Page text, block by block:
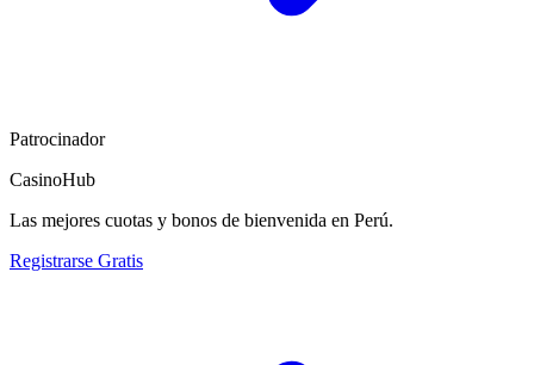
Patrocinador
CasinoHub
Las mejores cuotas y bonos de bienvenida en Perú.
Registrarse Gratis